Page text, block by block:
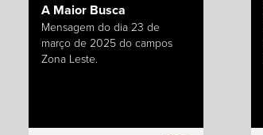
A Maior Busca
Mensagem do dia 23 de
março de 2025 do campos
Zona Leste.